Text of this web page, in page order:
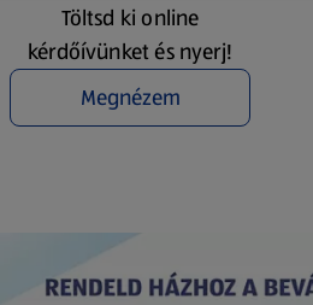
Töltsd ki online
kérdőívünket és nyerj!
Megnézem